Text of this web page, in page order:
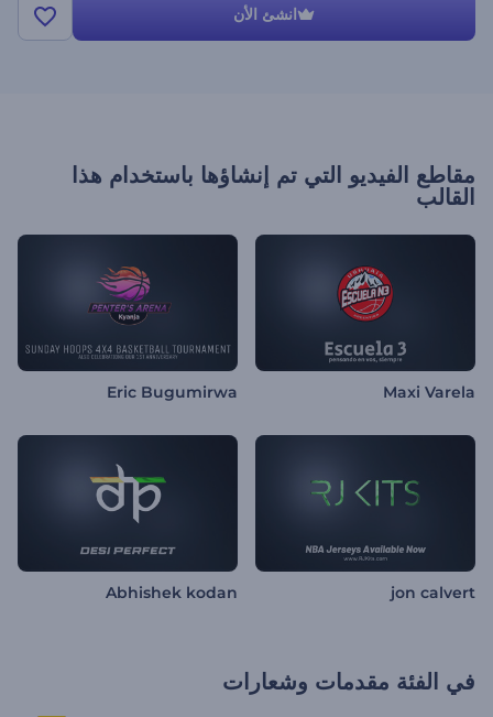
انشئ الأن
مقاطع الفيديو التي تم إنشاؤها باستخدام هذا
القالب
Maxi Varela
Eric Bugumirwa
jon calvert
Abhishek kodan
في الفئة مقدمات وشعارات